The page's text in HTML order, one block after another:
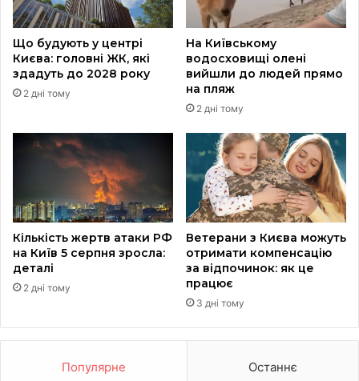
Що будують у центрі
Києва: головні ЖК, які
здадуть до 2028 року
2 дні тому
На Київському
водосховищі олені
вийшли до людей прямо
на пляж
2 дні тому
Кількість жертв атаки РФ
на Київ 5 серпня зросла:
деталі
2 дні тому
Ветерани з Києва можуть
отримати компенсацію
за відпочинок: як це
працює
3 дні тому
Популярне Останнє